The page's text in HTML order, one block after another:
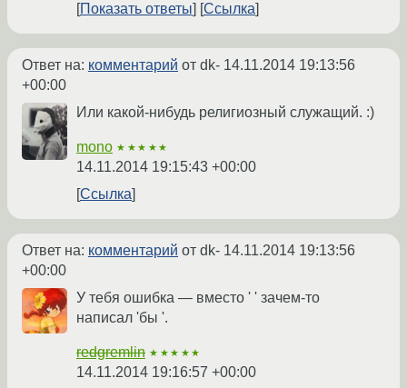
Показать ответы
Ссылка
Ответ на: комментарий от dk- 14.11.2014 19:13:56
+00:00
Или какой-нибудь религиозный служащий. :)
mono ★★★★★
14.11.2014 19:15:43 +00:00
Ссылка
Ответ на: комментарий от dk- 14.11.2014 19:13:56
+00:00
У тебя ошибка — вместо ' ' зачем-то
написал 'бы '.
redgremlin ★★★★★
14.11.2014 19:16:57 +00:00